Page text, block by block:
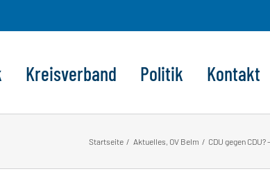
Kreisverband Politik Kontakt
Startseite Aktuelles OV Belm CDU gegen